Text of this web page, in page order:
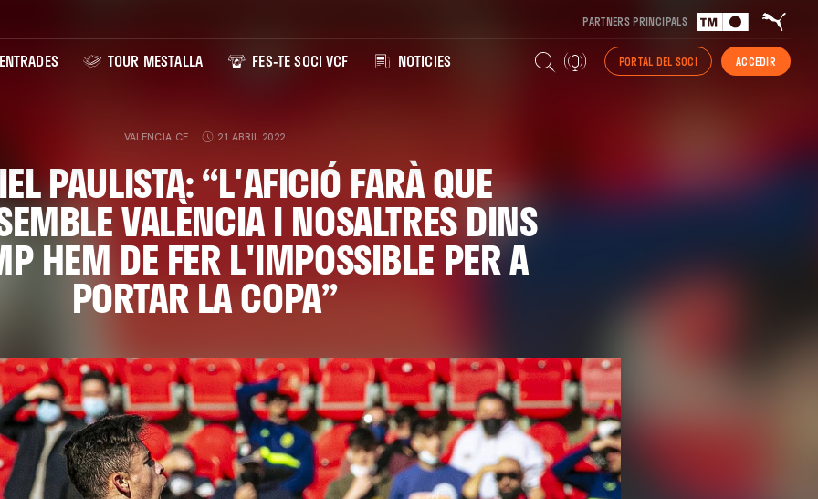
PARTNERS PRINCIPALS
TOUR MESTALLA FES-TE SOCI VCF NOTICIES PORTAL DEL SOCI ACCEDIR
VALENCIA CF 21 ABRIL 2022
PAULISTA: “L'AFICIÓ FARÀ QUE
VALÈNCIA I NOSALTRES DINS
HEM DE FER L'IMPOSSIBLE PER A
PORTAR LA COPA”